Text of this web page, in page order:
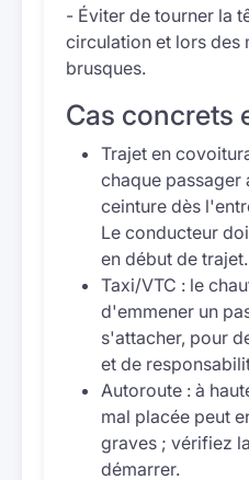
- Éviter de tourner la
circulation et lors
brusques.
Cas concrets
Trajet en
chaque passager
ceinture dès
Le conducteur
en début de trajet.
Taxi/VTC : le
d'emmener un
s'attacher, pour
et de
Autoroute : à
mal placée peut
graves ; vérifiez
démarrer.